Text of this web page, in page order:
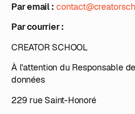
Par email :
Par courrier :
CREATOR SCHOOL
À l'attention du Responsable
données
229 rue Saint-Honoré